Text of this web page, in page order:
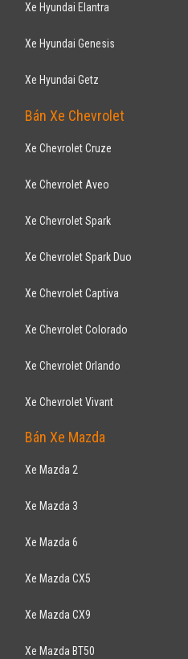
Xe Hyundai Elantra
Xe Hyundai Genesis
Xe Hyundai Getz
Bán Xe Chevrolet
Xe Chevrolet Cruze
Xe Chevrolet Aveo
Xe Chevrolet Spark
Xe Chevrolet Spark Duo
Xe Chevrolet Captiva
Xe Chevrolet Colorado
Xe Chevrolet Orlando
Xe Chevrolet Vivant
Bán Xe Mazda
Xe Mazda 2
Xe Mazda 3
Xe Mazda 6
Xe Mazda CX5
Xe Mazda CX9
Xe Mazda BT50